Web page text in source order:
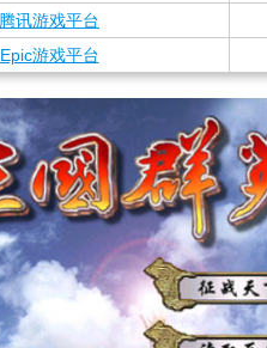
腾讯游戏平台
Epic游戏平台